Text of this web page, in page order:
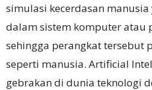
simulasi kecerdasan
dalam sistem komputer atau
sehingga perangkat tersebut
seperti manusia. Artificial
gebrakan di dunia teknologi